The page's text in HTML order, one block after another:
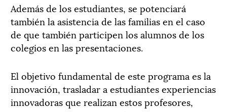
Además de los estudiantes, se potenciará
también la asistencia de las familias en el caso
de que también participen los alumnos de los
colegios en las presentaciones.
El objetivo fundamental de este programa es la
innovación, trasladar a estudiantes experiencias
innovadoras que realizan estos profesores,